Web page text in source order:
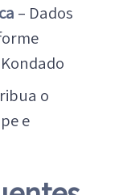
– Dados
o
e